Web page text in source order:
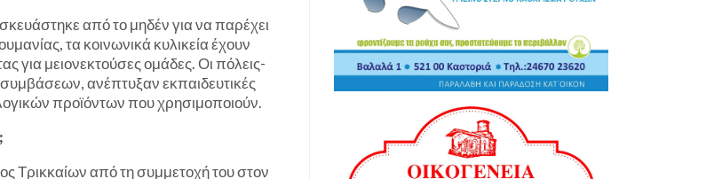
από το μηδέν για να παρέχει
τα κοινωνικά κυλικεία έχουν
για μειονεκτούσες ομάδες. Οι πόλεις-
συμβάσεων, ανέπτυξαν εκπαιδευτικές
προϊόντων που χρησιμοποιούν.
Τρικκαίων από τη συμμετοχή του στον